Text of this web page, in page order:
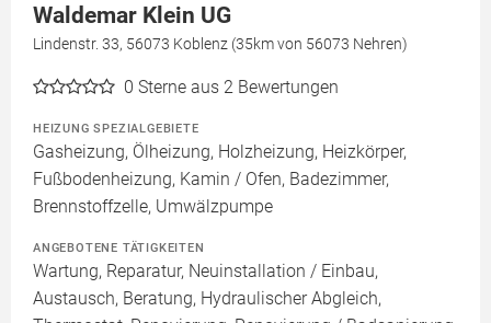
Waldemar Klein UG
Lindenstr. 33, 56073 Koblenz (35km von 56073 Nehren)
0 Sterne aus 2 Bewertungen
HEIZUNG SPEZIALGEBIETE
Gasheizung, Ölheizung, Holzheizung, Heizkörper,
Fußbodenheizung, Kamin / Ofen, Badezimmer,
Brennstoffzelle, Umwälzpumpe
ANGEBOTENE TÄTIGKEITEN
Wartung, Reparatur, Neuinstallation / Einbau,
Austausch, Beratung, Hydraulischer Abgleich,